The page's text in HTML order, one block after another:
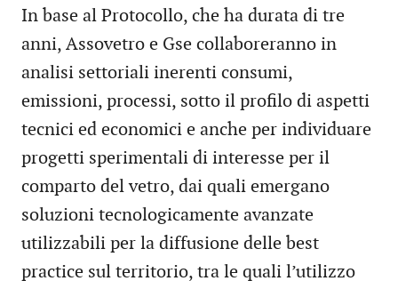
In base al Protocollo, che ha durata di tre
anni, Assovetro e Gse collaboreranno in
analisi settoriali inerenti consumi,
emissioni, processi, sotto il profilo di aspetti
tecnici ed economici e anche per individuare
progetti sperimentali di interesse per il
comparto del vetro, dai quali emergano
soluzioni tecnologicamente avanzate
utilizzabili per la diffusione delle best
practice sul territorio, tra le quali l’utilizzo